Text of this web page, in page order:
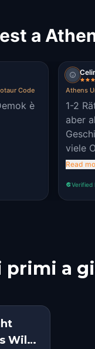
a
Code
è
Athens
1-2
aber
viele
Read
Verified
primi a
Wild